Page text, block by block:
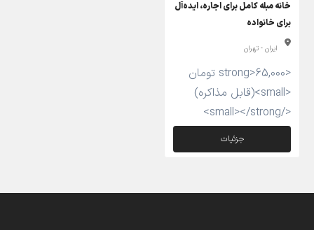
خانه مبله کامل برای اجاره، ایده‌آل
برای خانواده
ایران - تهران
<strong>65,000 تومان
<small>(قابل مذاکره)
</small></strong>
جزئیات